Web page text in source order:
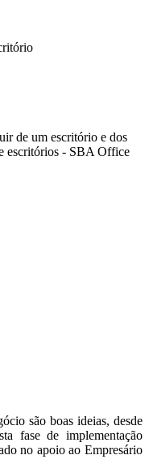
de um escritório e dos
escritórios - SBA Office
são boas ideias, desde
fase de implementação
no apoio ao Empresário